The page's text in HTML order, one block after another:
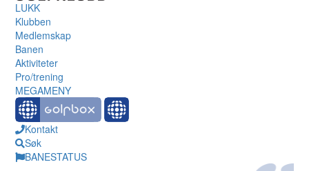
LUKK
Klubben
Medlemskap
Banen
Aktiviteter
Pro/trening
MEGAMENY
Kontakt
Søk
BANESTATUS